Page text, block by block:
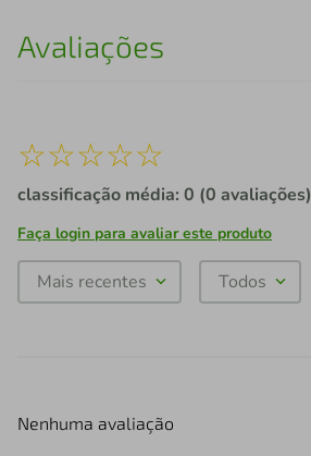
Avaliações
☆☆☆☆☆
classificação média: 0 (0 avaliações)
Faça login para avaliar este produto
Mais recentes Todos
Nenhuma avaliação